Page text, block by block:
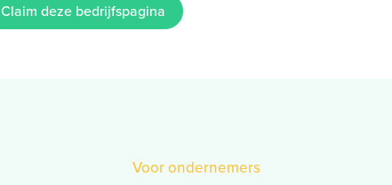
Claim deze bedrijfspagina
Voor ondernemers